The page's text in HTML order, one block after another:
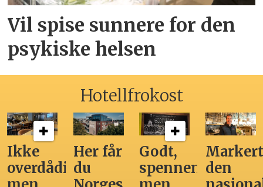
Vil spise sunnere for den
psykiske helsen
Hotellfrokost
Ikke
overdådig,
Her får
du
Godt,
spennende,
den